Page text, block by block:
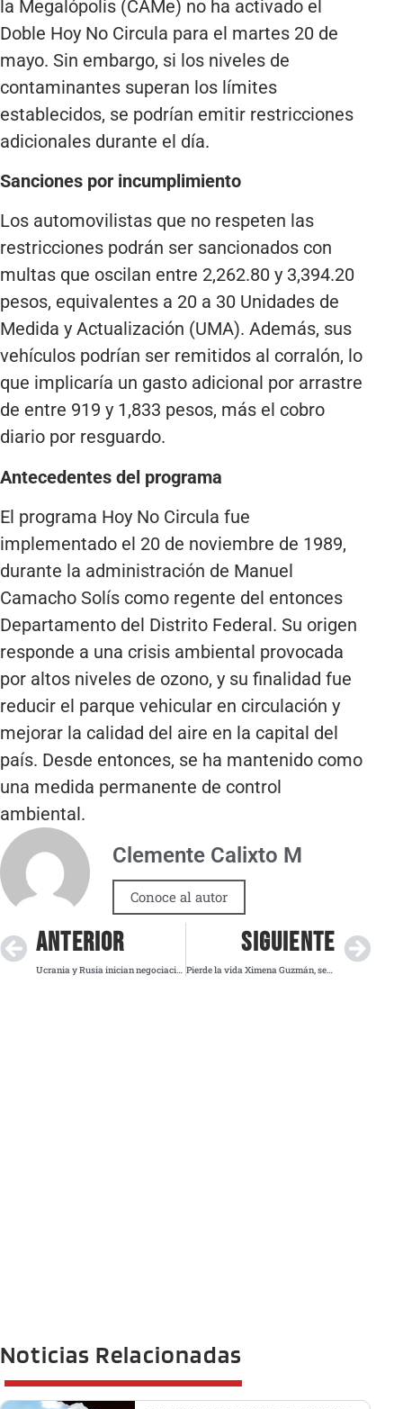
la Megalópolis (CAMe) no ha activado el
Doble Hoy No Circula para el martes 20 de
mayo. Sin embargo, si los niveles de
contaminantes superan los límites
establecidos, se podrían emitir restricciones
adicionales durante el día.
Sanciones por incumplimiento
Los automovilistas que no respeten las
restricciones podrán ser sancionados con
multas que oscilan entre 2,262.80 y 3,394.20
pesos, equivalentes a 20 a 30 Unidades de
Medida y Actualización (UMA). Además, sus
vehículos podrían ser remitidos al corralón, lo
que implicaría un gasto adicional por arrastre
de entre 919 y 1,833 pesos, más el cobro
diario por resguardo.
Antecedentes del programa
El programa Hoy No Circula fue
implementado el 20 de noviembre de 1989,
durante la administración de Manuel
Camacho Solís como regente del entonces
Departamento del Distrito Federal. Su origen
responde a una crisis ambiental provocada
por altos niveles de ozono, y su finalidad fue
reducir el parque vehicular en circulación y
mejorar la calidad del aire en la capital del
país. Desde entonces, se ha mantenido como
una medida permanente de control
ambiental.
Clemente Calixto M
Conoce al autor
ANTERIOR
Ucrania y Rusia inician negociaciones de paz tras mediación de Trump
SIGUIENTE
Pierde la vida Ximena Guzmán, secretaria de Clara Brugada, en ataque directo en la CDMX
Noticias Relacionadas